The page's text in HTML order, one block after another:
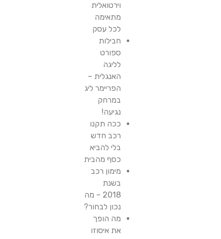
וירטואלית
מתאימה
לכל עסק
חבילות
ספורט
לליגה
האנגלית –
הפריימר ליג
במרחק
נגיעה!
ככה תקנו
רכב חדש
בלי להביא
כסף מהבית
מימון רכב
בשנת
2018 – מה
נכון לבחור?
מה הופך
את איסוזו